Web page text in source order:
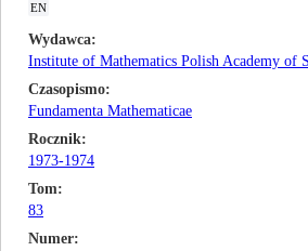
EN
Wydawca
Institute of Mathematics Polish Academy of
Czasopismo
Fundamenta Mathematicae
Rocznik
1973-1974
Tom
83
Numer